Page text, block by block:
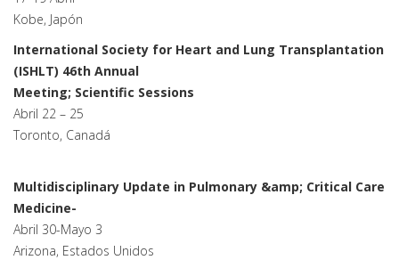
Kobe, Japón
International Society for Heart and Lung Transplantation
(ISHLT) 46th Annual
Meeting; Scientific Sessions
Abril 22 – 25
Toronto, Canadá
Multidisciplinary Update in Pulmonary &amp; Critical Care
Medicine-
Abril 30-Mayo 3
Arizona, Estados Unidos